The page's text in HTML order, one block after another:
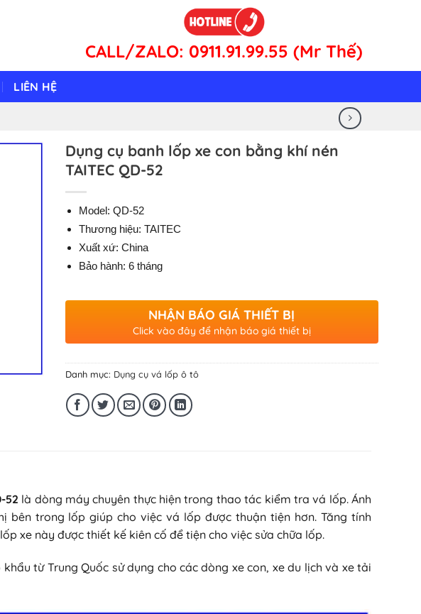
CALL/ZALO: 0911.91.99.55 (Mr Thế)
LIÊN HỆ
Dụng cụ banh lốp xe con bằng khí nén
TAITEC QD-52
Model: QD-52
Thương hiệu: TAITEC
Xuất xứ: China
Bảo hành: 6 tháng
NHẬN BÁO GIÁ THIẾT BỊ
Click vào đây để nhận báo giá thiết bị
Danh mục: Dụng cụ vá lốp ô tô
52 là dòng máy chuyên thực hiện trong thao tác kiểm tra vá lốp. Ánh
bên trong lốp giúp cho việc vá lốp được thuận tiện hơn. Tăng tính
xe này được thiết kế kiên cố để tiện cho việc sửa chữa lốp.
từ Trung Quốc sử dụng cho các dòng xe con, xe du lịch và xe tải